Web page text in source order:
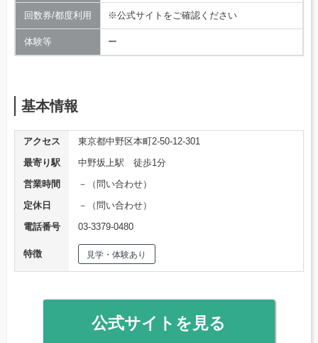
回数券/都度利用 ※公式サイトをご確認ください
体験等 ー
基本情報
アクセス
東京都中野区本町2-50-12-301
最寄り駅
中野坂上駅 徒歩1分
営業時間
－（問い合わせ）
定休日
－（問い合わせ）
電話番号
03-3379-0480
特徴 見学・体験あり
公式サイトを見る